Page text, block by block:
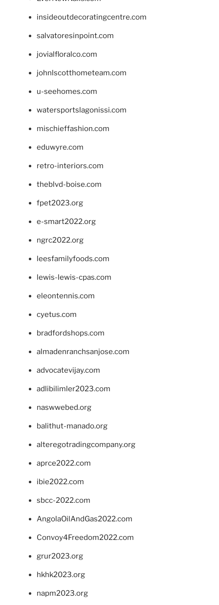
insideoutdecoratingcentre.com
salvatoresinpoint.com
jovialfloralco.com
johnlscotthometeam.com
u-seehomes.com
watersportslagonissi.com
mischieffashion.com
eduwyre.com
retro-interiors.com
theblvd-boise.com
fpet2023.org
e-smart2022.org
ngrc2022.org
leesfamilyfoods.com
lewis-lewis-cpas.com
eleontennis.com
cyetus.com
bradfordshops.com
almadenranchsanjose.com
advocatevijay.com
adlibilimler2023.com
naswwebed.org
balithut-manado.org
alteregotradingcompany.org
aprce2022.com
ibie2022.com
sbcc-2022.com
AngolaOilAndGas2022.com
Convoy4Freedom2022.com
grur2023.org
hkhk2023.org
napm2023.org